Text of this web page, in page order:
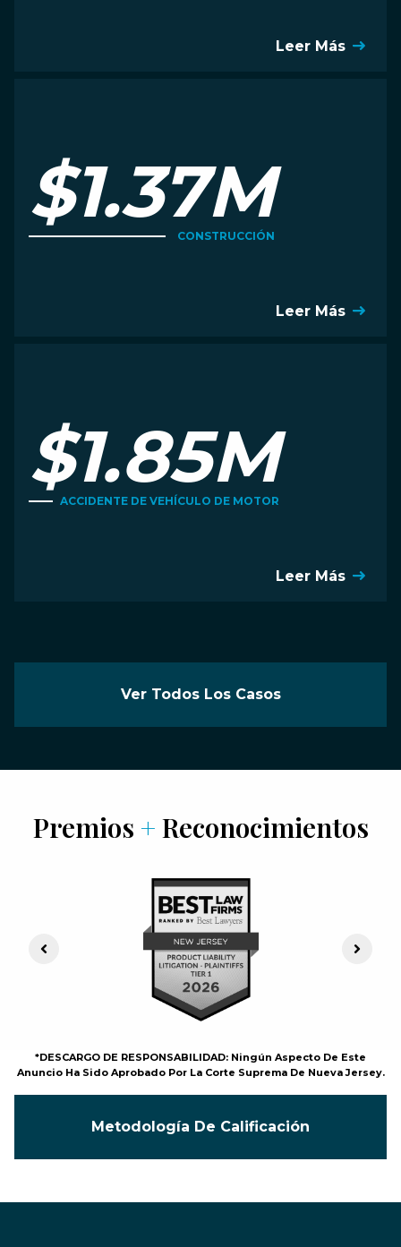
Leer Más
$1.37M
CONSTRUCCIÓN
Leer Más
$1.85M
ACCIDENTE DE VEHÍCULO DE MOTOR
Leer Más
Ver Todos Los Casos
Premios + Reconocimientos
Previous Slide Next
*DESCARGO DE RESPONSABILIDAD: Ningún Aspecto De Este
Anuncio Ha Sido Aprobado Por La Corte Suprema De Nueva Jersey.
Metodología De Calificación